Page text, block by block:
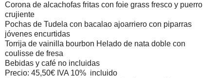
Corona de alcachofas fritas con foie grass fresco y puerro
crujiente
Pochas de Tudela con bacalao ajoarriero con piparras
jóvenes encurtidas
Torrija de vainilla bourbon Helado de nata doble con
coulisse de fresa
Bebidas y café no incluidas
Precio: 45,50€ IVA 10% incluido